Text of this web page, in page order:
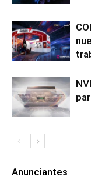
Anunciantes